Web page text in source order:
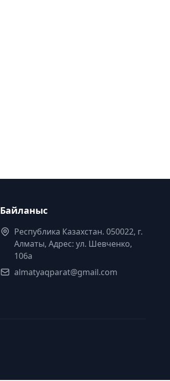
Байланыс
Республика Казахстан. 050022, г.
Алматы, Адрес: ул. Шевченко,
106а
almatyaqparat@gmail.com